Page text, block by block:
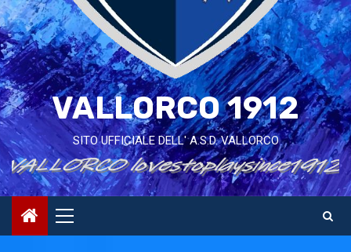
VALLORCO 1912
SITO UFFICIALE DELL' A.S.D. VALLORCO
Primary
Menu